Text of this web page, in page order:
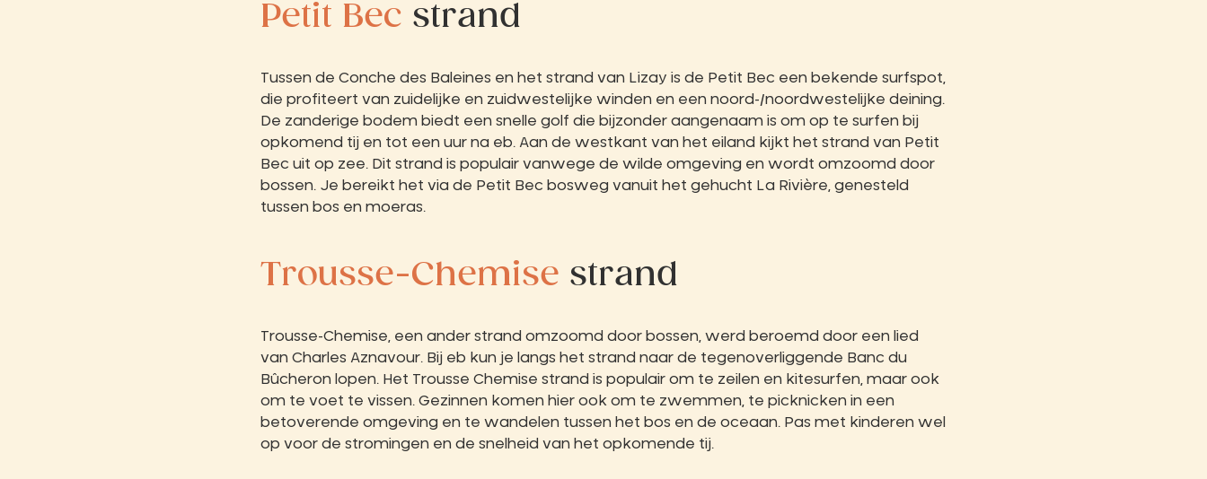
Petit Bec strand
Tussen de Conche des Baleines en het strand van Lizay is de Petit Bec een bekende surfspot,
die profiteert van zuidelijke en zuidwestelijke winden en een noord-/noordwestelijke deining.
De zanderige bodem biedt een snelle golf die bijzonder aangenaam is om op te surfen bij
opkomend tij en tot een uur na eb. Aan de westkant van het eiland kijkt het strand van Petit
Bec uit op zee. Dit strand is populair vanwege de wilde omgeving en wordt omzoomd door
bossen. Je bereikt het via de Petit Bec bosweg vanuit het gehucht La Rivière, genesteld
tussen bos en moeras.
Trousse-Chemise strand
Trousse-Chemise, een ander strand omzoomd door bossen, werd beroemd door een lied
van Charles Aznavour. Bij eb kun je langs het strand naar de tegenoverliggende Banc du
Bûcheron lopen. Het Trousse Chemise strand is populair om te zeilen en kitesurfen, maar ook
om te voet te vissen. Gezinnen komen hier ook om te zwemmen, te picknicken in een
betoverende omgeving en te wandelen tussen het bos en de oceaan. Pas met kinderen wel
op voor de stromingen en de snelheid van het opkomende tij.